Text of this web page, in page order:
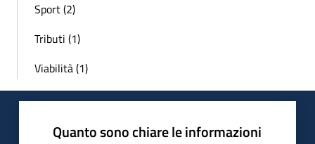
Sport (2)
Tributi (1)
Viabilità (1)
Quanto sono chiare le informazioni